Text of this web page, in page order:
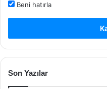
Beni hatırla
Son Yazılar